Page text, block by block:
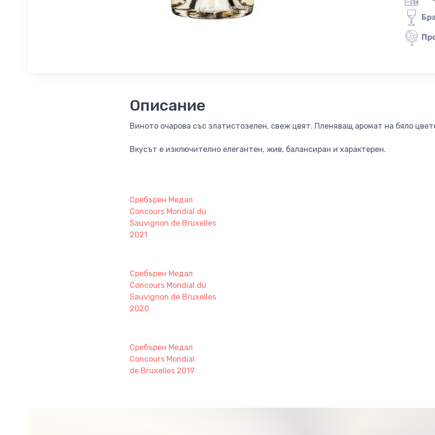
Описание
Виното очарова със златистозелен, свеж цвят. Пленяващ аромат на бяло
Вкусът e изключително елегантен, жив, балансиран и характерен.
Сребърен Медал
Concours Mondial du
Sauvignon de Bruxelles
2021
Сребърен Медал
Concours Mondial du
Sauvignon de Bruxelles
2020
Сребърен Медал
Concours Mondial
de Bruxelles 2019